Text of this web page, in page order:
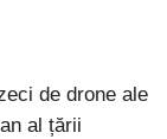
de drone ale
al țării